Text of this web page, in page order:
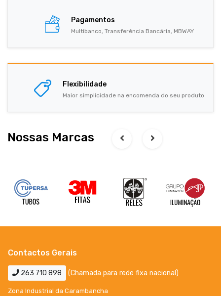
Pagamentos
Multibanco, Transferência Bancária, MBWAY
Flexibilidade
Maior simplicidade na encomenda do seu produto
Nossas Marcas
Contactos Gerais
263 710 898 (Chamada para rede fixa nacional)
Zona Industrial da Carambancha